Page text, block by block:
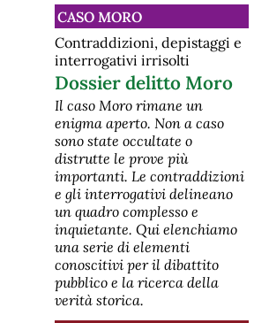
CASO MORO
Contraddizioni, depistaggi e
interrogativi irrisolti
Dossier delitto Moro
Il caso Moro rimane un
enigma aperto. Non a caso
sono state occultate o
distrutte le prove più
importanti. Le contraddizioni
e gli interrogativi delineano
un quadro complesso e
inquietante. Qui elenchiamo
una serie di elementi
conoscitivi per il dibattito
pubblico e la ricerca della
verità storica.